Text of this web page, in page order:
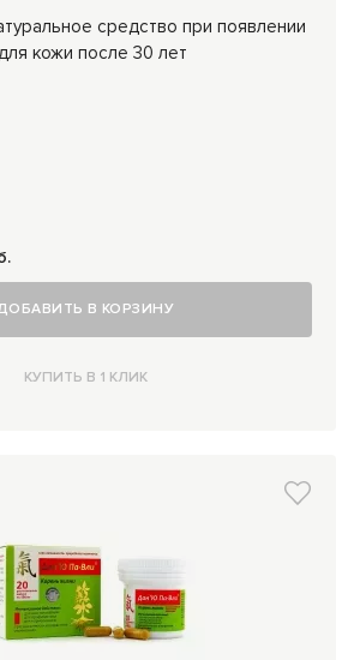
средство при появлении
кожи после 30 лет
В КОРЗИНУ
КУПИТЬ В 1 КЛИК